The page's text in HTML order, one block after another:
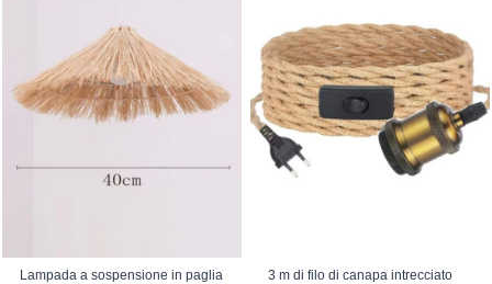
Lampada a sospensione in paglia
3 m di filo di canapa intrecciato